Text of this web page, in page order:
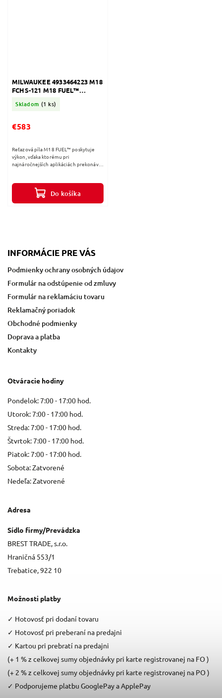
MILWAUKEE 4933464223 M18
FCHS-121 M18 FUEL™
CM
Skladom (1 ks)
€583
Do košíka
Reťazová píla M18 FUEL™ poskytuje
výkon, vďaka ktorému pri
najnáročnejších aplikáciách prekonáva
píla...
INFORMÁCIE PRE VÁS
Podmienky ochrany osobných údajov
Formulár na odstúpenie od zmluvy
Formulár na reklamáciu tovaru
Reklamačný poriadok
Obchodné podmienky
Doprava a platba
Kontakty
Otváracie hodiny
Pondelok: 7:00 - 17:00 hod.
Utorok: 7:00 - 17:00 hod.
Streda: 7:00 - 17:00 hod.
Štvrtok: 7:00 - 17:00 hod.
Piatok: 7:00 - 17:00 hod.
Sobota: Zatvorené
Nedeľa: Zatvorené
Adresa
Sídlo firmy/Prevádzka
BREST TRADE, s.r.o.
Hraničná 553/1
Trebatice, 922 10
Možnosti platby
✓ Hotovosť pri dodaní tovaru
✓ Hotovosť pri preberaní na predajni
✓ Kartou pri prebratí na predajni
(+ 1 % z celkovej sumy objednávky pri karte registrovanej na FO )
(+ 2 % z celkovej sumy objednávky pri karte registrovanej na PO )
✓ Podporujeme platbu GooglePay a ApplePay